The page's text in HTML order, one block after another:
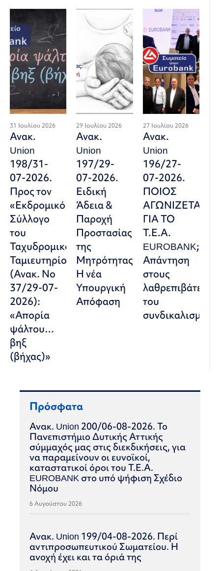
31 Ιουλίου 2026
Ανακ.
Union
198/31-
07-2026.
Προς τον
«Εκδρομικό
Σύλλογο
του
Ταχυδρομικού
Ταμιευτηρίου»
(Ανακ. Νο
37/29-07-
2026):
«Απορία
ψάλτου…
βηξ
(βήχας)»
29 Ιουλίου 2026
Ανακ.
Union
197/29-
07-2026.
Ειδική
Άδεια &
Παροχή
Προστασίας
της
Μητρότητας:
Η νέα
Υπουργική
Απόφαση
27 Ιουλίου 2026
Ανακ.
Union
196/27-
07-2026.
ΠΟΙΟΣ
ΑΓΩΝΙΖΕΤΑΙ
ΓΙΑ ΤΟ
Τ.Ε.Α.
EUROBANK;
Απάντηση
στους
λαθρεπιβάτες
του
συνδικαλισμού
Πρόσφατα
Ανακ. Union 200/06-08-2026. Το
Πανεπιστήμιο Δυτικής Αττικής
σύμμαχός μας στις διεκδικήσεις, για
να παραμείνουν οι ευνοϊκοί,
καταστατικοί όροι του Τ.Ε.Α.
EUROBANK στο υπό ψήφιση Σχέδιο
Νόμου
6 Αυγούστου 2026
Ανακ. Union 199/04-08-2026. Περί
αντιπροσωπευτικού Σωματείου. Η
ανοχή έχει και τα όριά της